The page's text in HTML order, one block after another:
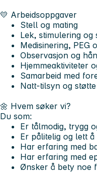
💛 Arbeidsoppgaver
Stell og mating
Lek, stimulering og
Medisinering, PEG
Observasjon og
Hjemmeaktiviteter
Samarbeid med
Natt‑tilsyn og
🌼 Hvem søker vi?
Du som:
Er tålmodig, trygg
Er pålitelig og lett å
Har erfaring med
Har erfaring med
Ønsker å bety noe